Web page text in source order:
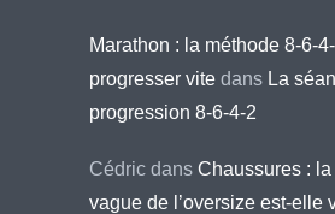
Marathon : la méthode 8-6-
progresser vite dans La
progression 8-6-4-2
Cédric dans Chaussures :
vague de l’oversize est-elle